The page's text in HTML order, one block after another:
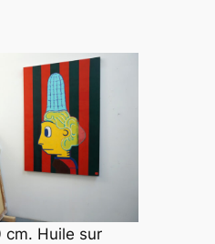
Huile sur